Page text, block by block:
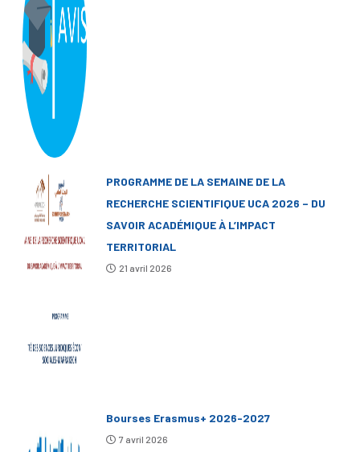
PROGRAMME DE LA SEMAINE DE LA
RECHERCHE SCIENTIFIQUE UCA 2026 – DU
SAVOIR ACADÉMIQUE À L’IMPACT
TERRITORIAL
21 avril 2026
Bourses Erasmus+ 2026-2027
7 avril 2026